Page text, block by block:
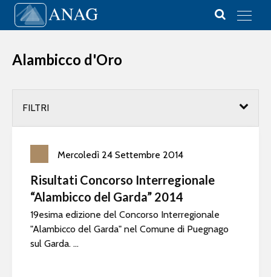
Vai al contenuto
Main Navigation
Alambicco d'Oro
FILTRI
Mercoledì 24 Settembre 2014
Risultati Concorso Interregionale
“Alambicco del Garda” 2014
19esima edizione del Concorso Interregionale
"Alambicco del Garda" nel Comune di Puegnago
sul Garda. ...